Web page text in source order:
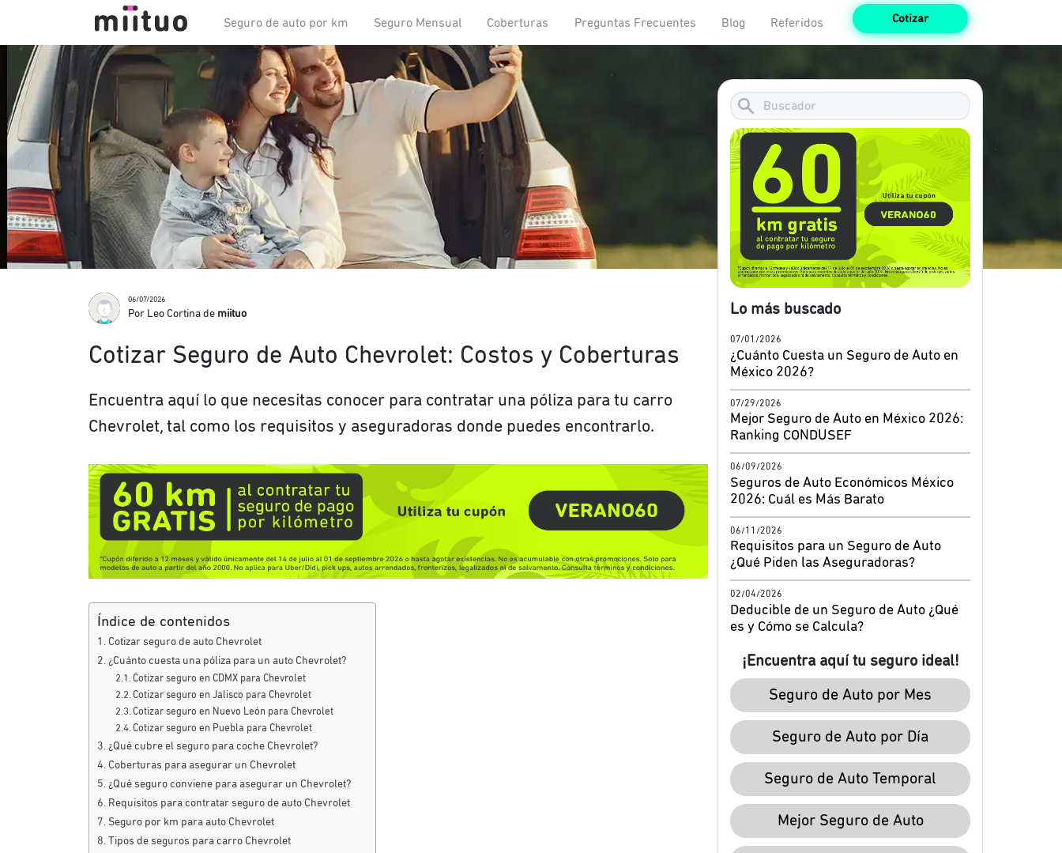
Cotizar
Seguro de auto por km Seguro Mensual Coberturas Preguntas Frecuentes Blog Referidos
Lo más buscado
07/01/2026
¿Cuánto Cuesta un Seguro de Auto en
México 2026?
07/29/2026
Mejor Seguro de Auto en México 2026:
Ranking CONDUSEF
06/09/2026
Seguros de Auto Económicos México
2026: Cuál es Más Barato
06/11/2026
Requisitos para un Seguro de Auto
¿Qué Piden las Aseguradoras?
02/04/2026
Deducible de un Seguro de Auto ¿Qué
es y Cómo se Calcula?
¡Encuentra aquí tu seguro ideal!
Seguro de Auto por Mes
Seguro de Auto por Día
Seguro de Auto Temporal
Mejor Seguro de Auto
06/07/2026
Por Leo Cortina de miituo
Cotizar Seguro de Auto Chevrolet: Costos y Coberturas
Encuentra aquí lo que necesitas conocer para contratar una póliza para tu carro
Chevrolet, tal como los requisitos y aseguradoras donde puedes encontrarlo.
Índice de contenidos
Cotizar seguro de auto Chevrolet
¿Cuánto cuesta una póliza para un auto Chevrolet?
Cotizar seguro en CDMX para Chevrolet
Cotizar seguro en Jalisco para Chevrolet
Cotizar seguro en Nuevo León para Chevrolet
Cotizar seguro en Puebla para Chevrolet
¿Qué cubre el seguro para coche Chevrolet?
Coberturas para asegurar un Chevrolet
¿Qué seguro conviene para asegurar un Chevrolet?
Requisitos para contratar seguro de auto Chevrolet
Seguro por km para auto Chevrolet
Tipos de seguros para carro Chevrolet